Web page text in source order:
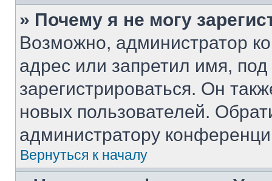
» Почему я не могу
Возможно, администратор
адрес или запретил имя,
зарегистрироваться. Он
новых пользователей.
администратору
Вернуться к началу